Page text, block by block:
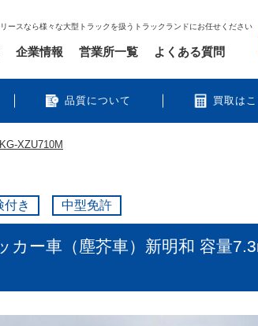
ースなら様々な大型トラックを扱うトラックランドにお任せください
品質について 買取は
企業情報 営業所一覧 よくある質問
XZU710M
付き 中型免許
カー車（塵芥車）新明和 容量